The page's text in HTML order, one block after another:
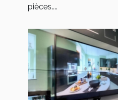
pièces....